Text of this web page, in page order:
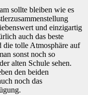
sollte bleiben wie es
und einzigartig
auch das beste
tolle Atmosphäre auf
sonst noch so
alten Schule sehen.
den beiden
noch das